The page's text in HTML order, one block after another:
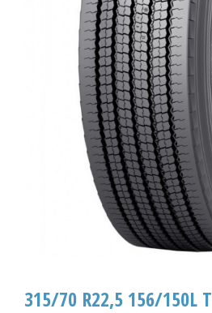
315/70 R22,5 156/150L